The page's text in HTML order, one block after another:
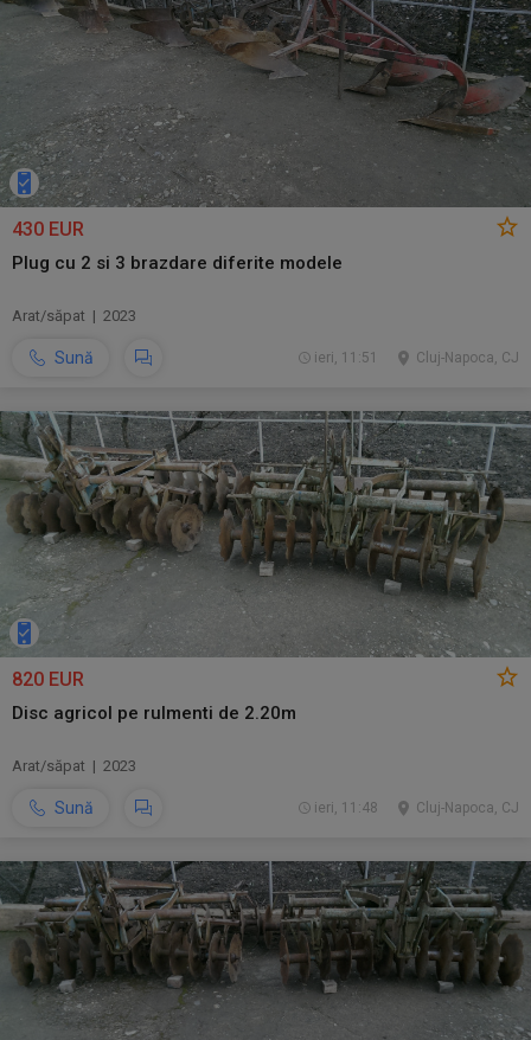
430 EUR
Plug cu 2 si 3 brazdare diferite modele
Arat/săpat | 2023
Sună Cluj-Napoca, CJ
ieri, 11:51
820 EUR
Disc agricol pe rulmenti de 2.20m
Arat/săpat | 2023
Sună Cluj-Napoca, CJ
ieri, 11:48